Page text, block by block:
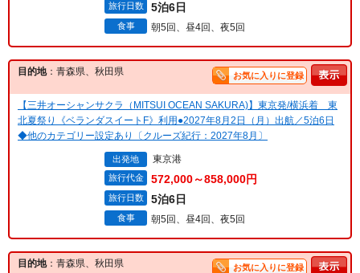
旅行日数 5泊6日
食事 朝5回、昼4回、夜5回
目的地：青森県、秋田県 お気に入りに登録
【三井オーシャンサクラ（MITSUI OCEAN SAKURA)】東京発/横浜着 東
北夏祭り《ベランダスイートF》利用●2027年8月2日（月）出航／5泊6日
◆他のカテゴリー設定あり〔クルーズ紀行：2027年8月〕
出発地 東京港
旅行代金 572,000～858,000円
旅行日数 5泊6日
食事 朝5回、昼4回、夜5回
目的地：青森県、秋田県 お気に入りに登録